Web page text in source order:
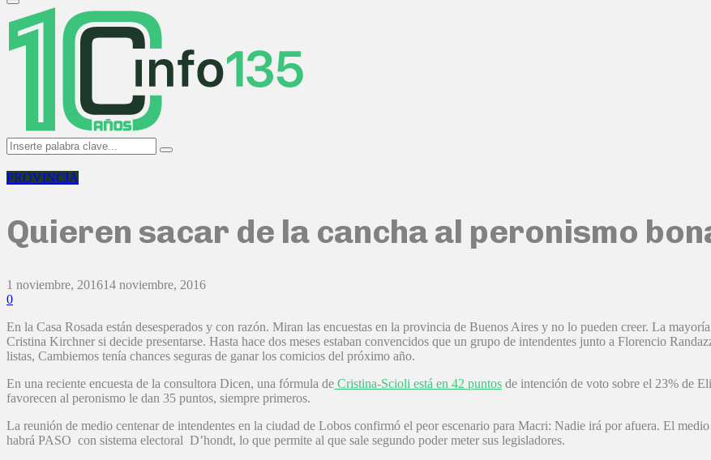
Primary
Menu
Search
for:
Search
PROVINCIA
Quieren sacar de la cancha al peronismo
1 noviembre, 201614 noviembre, 2016
0
En la Casa Rosada están desesperados y con razón. Miran las encuestas en la provincia de Buenos Aires y no lo pueden creer. La
Cristina Kirchner si decide presentarse. Hasta hace dos meses estaban convencidos que un grupo de intendentes junto a Florencio
listas, Cambiemos tenía chances seguras de ganar los comicios del próximo año.
En una reciente encuesta de la consultora Dicen, una fórmula de Cristina-Scioli está en 42 puntos de intención de voto sobre el 23% de
favorecen al peronismo le dan 35 puntos, siempre primeros.
La reunión de medio centenar de intendentes en la ciudad de Lobos confirmó el peor escenario para Macri: Nadie irá por afuera. El
habrá PASO con sistema electoral D’hondt, lo que permite al que sale segundo poder meter sus legisladores.